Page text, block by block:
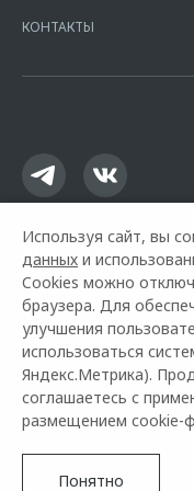
16.01.2015. Предложение
КОНТАКТЫ
Горячая линия
Используя сайт, вы
данных и
Cookies можно
браузера. Для
улучшения
использоваться
Яндекс.Метрика).
соглашаетесь с
размещением cookie-
Понятно